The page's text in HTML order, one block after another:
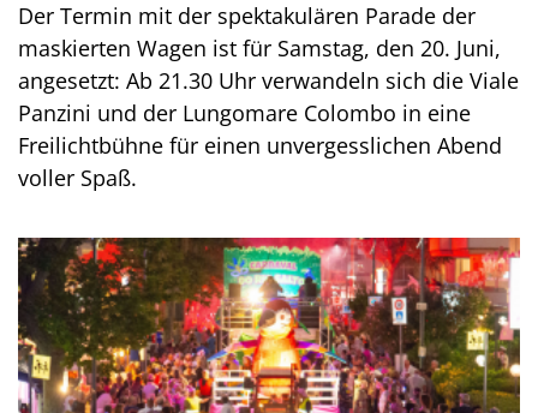
Der Termin mit der spektakulären Parade der
maskierten Wagen ist für Samstag, den 20. Juni,
angesetzt: Ab 21.30 Uhr verwandeln sich die Viale
Panzini und der Lungomare Colombo in eine
Freilichtbühne für einen unvergesslichen Abend
voller Spaß.